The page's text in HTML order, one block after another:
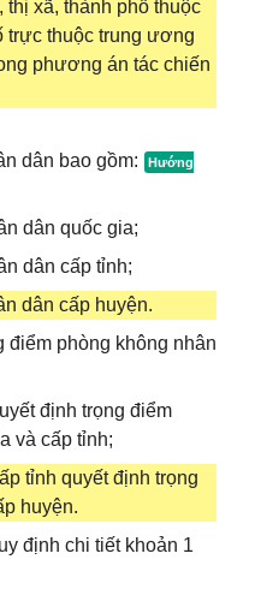
xã, thành phố thuộc
trực thuộc trung ương
phương án tác chiến
dân bao gồm:
dân quốc gia;
dân cấp tỉnh;
dân cấp huyện.
điểm phòng không nhân
định trọng điểm
và cấp tỉnh;
tỉnh quyết định trọng
huyện.
định chi tiết khoản 1